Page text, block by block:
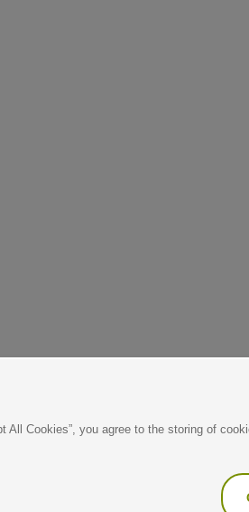
All Cookies”, you agree to the storing of